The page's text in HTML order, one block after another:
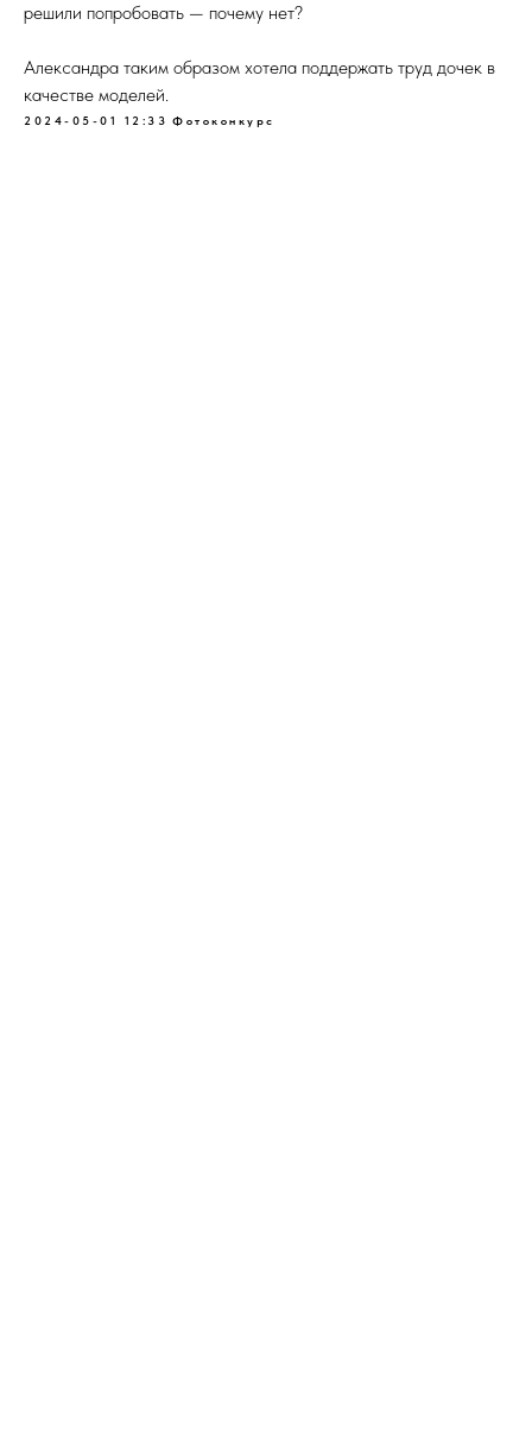
решили попробовать — почему нет?
Александра таким образом хотела поддержать труд дочек в
качестве моделей.
2024-05-01 12:33 Фотоконкурс